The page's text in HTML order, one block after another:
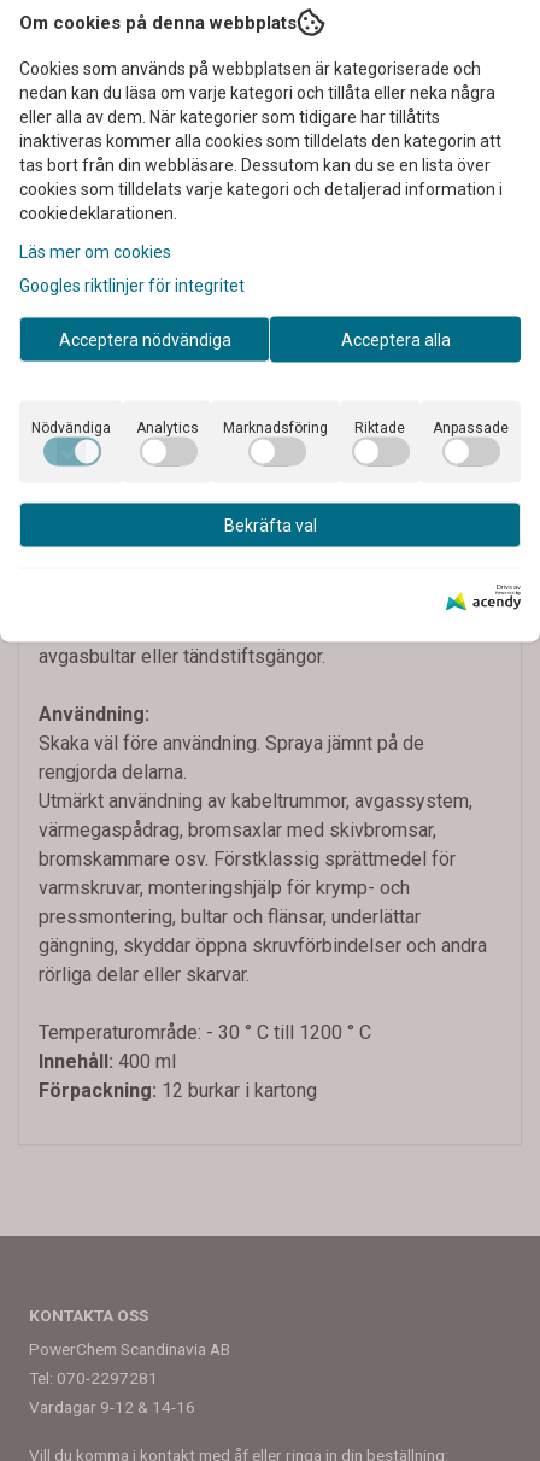
eller tändstiftsgängor. Användning: Skaka väl före användning.
Spraya jämnt på de rengjorda delarna. Utmärkt användning av
skivbromsar, bromskammare osv. Förstklassig sprättmedel för
varmskruvar, monteringshjälp för krymp- och pressmontering,
bultar och flänsar, underlättar gängning, skyddar öppna
skruvförbindelser och andra rörliga delar eller skarvar.
Temperaturområde: - 30 ° C till 1200 ° C Innehåll: 400 ml
Förpackning: 12 burkar i kartong
I lager: 6
-
Pro-Tec Coppar Spray Anti-Seize
är ett speciellt
högpresterande smörjmedel med utmärkta
kopparpartiklar med mycket resistenta helsyntetiska
häftämnen. Produkten är speciellt utformad för
avgasbultar eller tändstiftsgängor.
Användning:
Skaka väl före användning. Spraya jämnt på de
rengjorda delarna.
Utmärkt användning av kabeltrummor, avgassystem,
värmegaspådrag, bromsaxlar med skivbromsar,
bromskammare osv. Förstklassig sprättmedel för
varmskruvar, monteringshjälp för krymp- och
pressmontering, bultar och flänsar, underlättar
gängning, skyddar öppna skruvförbindelser och andra
rörliga delar eller skarvar.
Temperaturområde: - 30 ° C till 1200 ° C
Innehåll: 400 ml
Förpackning: 12 burkar i kartong
KONTAKTA OSS
PowerChem Scandinavia AB
Tel: 070-2297281
Vardagar 9-12 & 14-16
Vill du komma i kontakt med åf eller ringa in din beställning:
Om cookies på denna webbplats
Cookies som används på webbplatsen är kategoriserade och
nedan kan du läsa om varje kategori och tillåta eller neka några
eller alla av dem. När kategorier som tidigare har tillåtits
inaktiveras kommer alla cookies som tilldelats den kategorin att
tas bort från din webbläsare. Dessutom kan du se en lista över
cookies som tilldelats varje kategori och detaljerad information i
cookiedeklarationen.
Läs mer om cookies
Googles riktlinjer för integritet
Acceptera nödvändiga Acceptera alla
Nödvändiga Analytics Marknadsföring Riktade Anpassade
Bekräfta val
Drivs av